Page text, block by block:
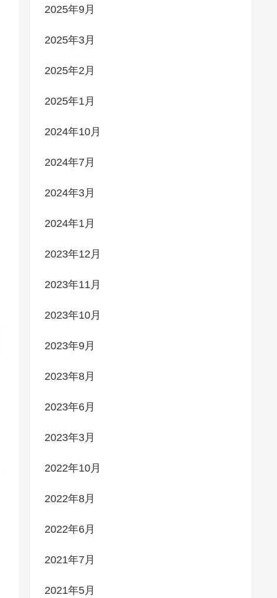
2025年9月
2025年3月
2025年2月
2025年1月
2024年10月
2024年7月
2024年3月
2024年1月
2023年12月
2023年11月
2023年10月
2023年9月
2023年8月
2023年6月
2023年3月
2022年10月
2022年8月
2022年6月
2021年7月
2021年5月